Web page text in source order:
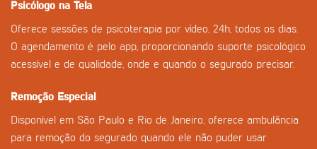
Psicólogo na Tela
Oferece sessões de psicoterapia por vídeo, 24h, todos os dias.
O agendamento é pelo app, proporcionando suporte psicológico
acessível e de qualidade, onde e quando o segurado precisar.
Remoção Especial
Disponível em São Paulo e Rio de Janeiro, oferece ambulância
para remoção do segurado quando ele não puder usar